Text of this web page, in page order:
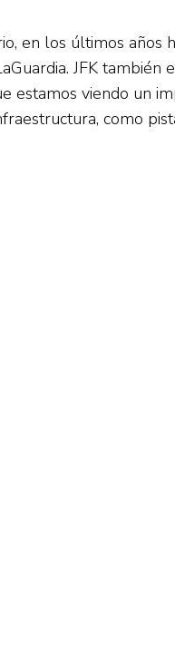
en los últimos años
JFK también
estamos viendo un
como